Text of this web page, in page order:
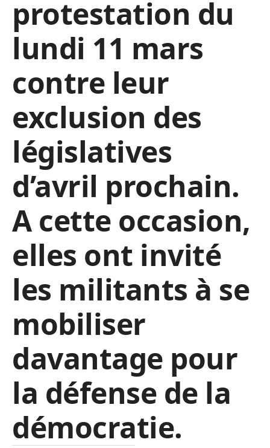
protestation du
lundi 11 mars
contre leur
exclusion des
législatives
d’avril prochain.
A cette occasion,
elles ont invité
les militants à se
mobiliser
davantage pour
la défense de la
démocratie.